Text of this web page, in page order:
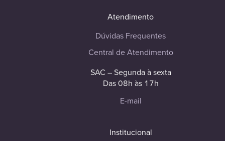
Atendimento
Dúvidas Frequentes
Central de Atendimento
SAC – Segunda à sexta
Das 08h às 17h
E-mail
Institucional